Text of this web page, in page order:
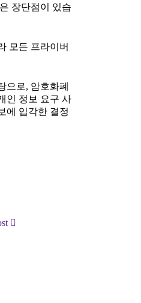
장단점이 있습
모든 프라이버
으로, 암호화폐
인 정보 요구 사
에 입각한 결정